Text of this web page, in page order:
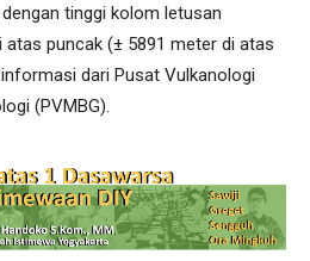
tinggi kolom letusan
puncak (± 5891 meter di atas
dari Pusat Vulkanologi
(PVMBG).